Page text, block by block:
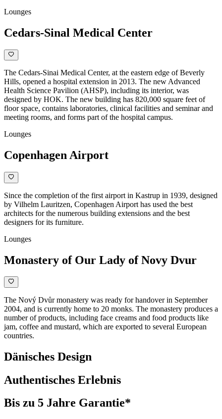
Lounges
Cedars-Sinal Medical Center
The Cedars-Sinai Medical Center, at the eastern edge of Beverly
Hills, opened a hospital extension in 2013. The new Advanced
Health Science Pavilion (AHSP), including its interior, was
designed by HOK. The new building has 820,000 square feet of
floor space, contains laboratories, clinical facilities and seminar and
meeting rooms, and forms part of the hospital campus.
Lounges
Copenhagen Airport
Since the completion of the first airport in Kastrup in 1939, designed
by Vilhelm Lauritzen, Copenhagen Airport has used the best
architects for the numerous building extensions and the best
designers for its furniture.
Lounges
Monastery of Our Lady of Novy Dvur
The Nový Dvůr monastery was ready for handover in September
2004, and is currently home to 20 monks. The monastery produces a
number of products, including face creams and food products like
jam, coffee and mustard, which are exported to several European
countries.
Dänisches Design
Authentisches Erlebnis
Bis zu 5 Jahre Garantie*